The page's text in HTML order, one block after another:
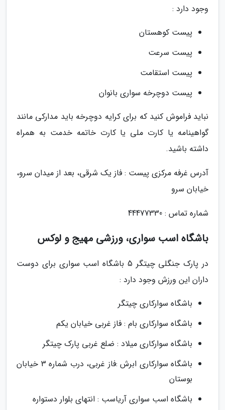
وجود دارد :
پیست کوهستان
پیست سرعت
پیست استقامت
پیست دوچرخه سواری بانوان
نباید فراموش کنید که برای کرایه دوچرخه باید مدارکی مانند
گواهینامه یا کارت ملی یا کارت خاتمه خدمت به همراه
داشته باشید.
آدرس غرفه مرکزی پیست : فاز یک شرقی، بعد از میدان سرو،
خیابان سرو
شماره تماس : 44477330
باشگاه اسب سواری، ورزشی مهیج و لوکس
در پارک جنگلی چیتگر 5 باشگاه اسب سواری برای دوست
داران این ورزش وجود دارد :
باشگاه سوارکاری چیتگر
باشگاه سوارکاری بام : فاز غربی خیابان یکم
باشگاه سوارکاری میلاد : ضلع غربی پارک چیتگر
باشگاه سوارکاری ابرش :فاز غربی، درب شماره 3 خیابان
بوستان
باشگاه اسب سواری آریاسب : انتهای بلوار دستواره